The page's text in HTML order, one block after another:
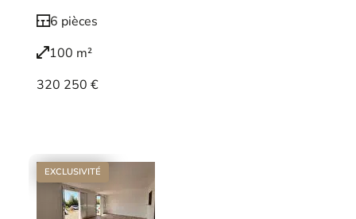
6 pièces
100 m²
320 250 €
EXCLUSIVITÉ